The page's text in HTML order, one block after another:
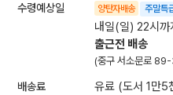
수령예상일 양탄자배송 주말특
내일(일) 22시
출근전 배송
(중구 서소문로
배송료 유료 (도서 1만5